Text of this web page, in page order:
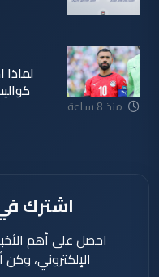
منذ 8 ساعة
اشترك
احصل على أهم
الإلكتروني،